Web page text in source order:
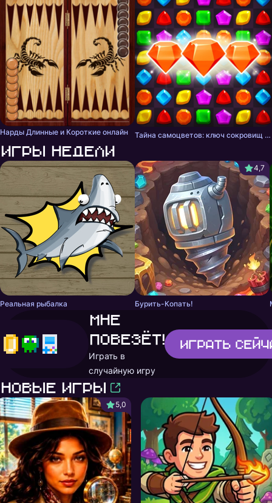
Нарды Длинные и Короткие онлайн Тайна самоцветов: ключ сокровищ - три в ряд
Игры недели
Реальная рыбалка
4,7
Бурить-Копать!
Мне
повезёт!
Играть в
случайную игру
Играть
Новые игры
5,0